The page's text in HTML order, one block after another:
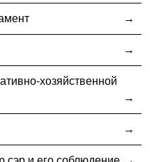
хозяйственной